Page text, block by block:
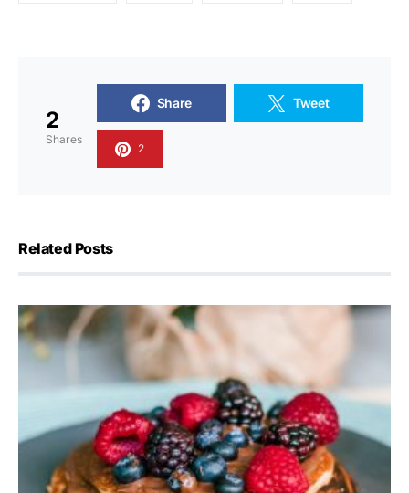
2
Shares
Share Tweet
2
Related Posts